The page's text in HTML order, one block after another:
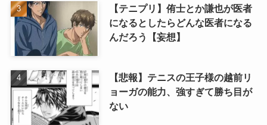
【テニプリ】侑士とか謙也が医者
になるとしたらどんな医者になる
んだろう【妄想】
【悲報】テニスの王子様の越前リ
ョーガの能力、強すぎて勝ち目が
ない